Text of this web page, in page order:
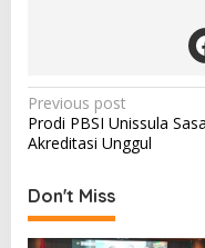
Post
navigation
Previous post
Prodi PBSI Unissula
Akreditasi Unggul
Don't Miss